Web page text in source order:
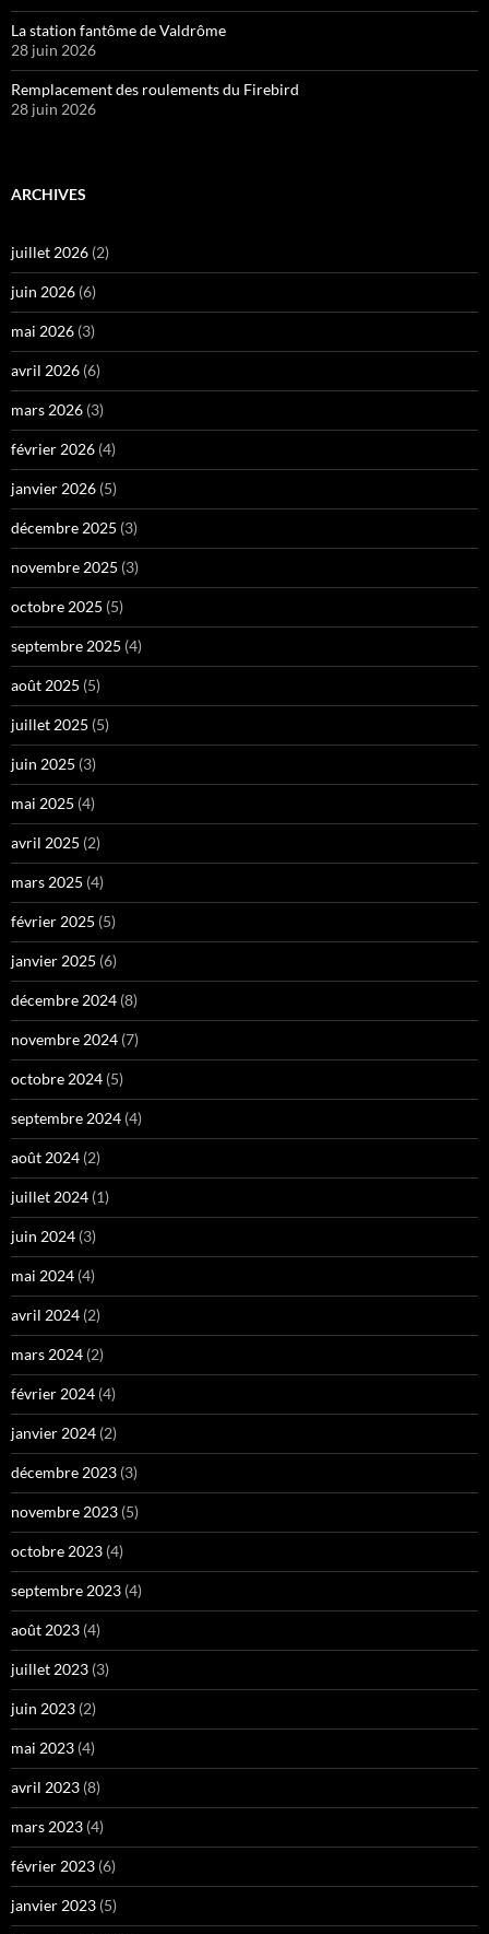
La station fantôme de Valdrôme
28 juin 2026
Remplacement des roulements du Firebird
28 juin 2026
ARCHIVES
juillet 2026 (2)
juin 2026 (6)
mai 2026 (3)
avril 2026 (6)
mars 2026 (3)
février 2026 (4)
janvier 2026 (5)
décembre 2025 (3)
novembre 2025 (3)
octobre 2025 (5)
septembre 2025 (4)
août 2025 (5)
juillet 2025 (5)
juin 2025 (3)
mai 2025 (4)
avril 2025 (2)
mars 2025 (4)
février 2025 (5)
janvier 2025 (6)
décembre 2024 (8)
novembre 2024 (7)
octobre 2024 (5)
septembre 2024 (4)
août 2024 (2)
juillet 2024 (1)
juin 2024 (3)
mai 2024 (4)
avril 2024 (2)
mars 2024 (2)
février 2024 (4)
janvier 2024 (2)
décembre 2023 (3)
novembre 2023 (5)
octobre 2023 (4)
septembre 2023 (4)
août 2023 (4)
juillet 2023 (3)
juin 2023 (2)
mai 2023 (4)
avril 2023 (8)
mars 2023 (4)
février 2023 (6)
janvier 2023 (5)